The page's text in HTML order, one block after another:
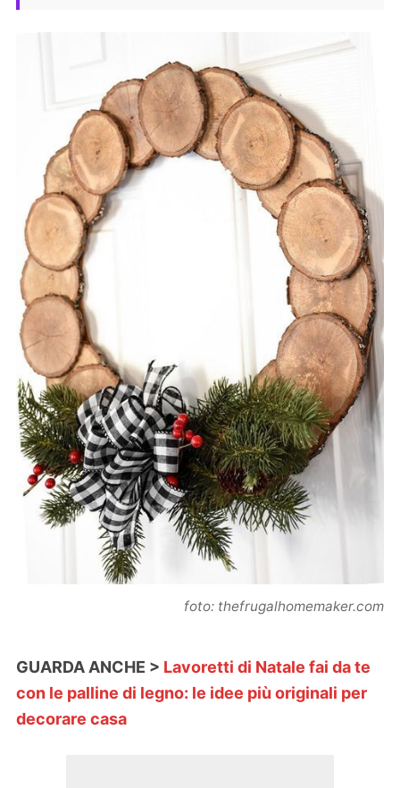
foto: thefrugalhomemaker.com
GUARDA ANCHE > Lavoretti di Natale fai da te
con le palline di legno: le idee più originali per
decorare casa